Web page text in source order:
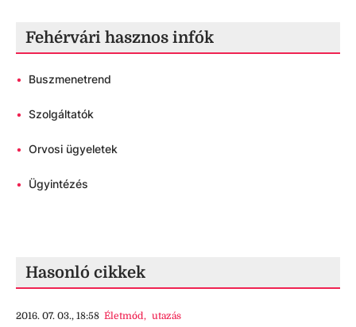
Fehérvári hasznos infók
• Buszmenetrend
• Szolgáltatók
• Orvosi ügyeletek
• Ügyintézés
Hasonló cikkek
2016. 07. 03., 18:58 Életmód, utazás